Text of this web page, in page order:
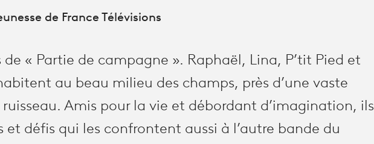
de France Télévisions
de « Partie de campagne ». Raphaël, Lina, P’tit Pied et
au beau milieu des champs, près d’une vaste
Amis pour la vie et débordant d’imagination, ils
et défis qui les confrontent aussi à l’autre bande du